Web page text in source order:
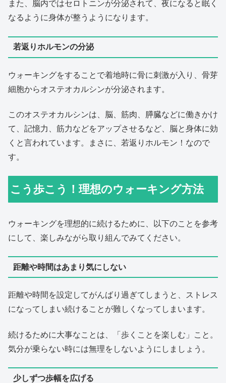
また、脳内ではセロトニンが分泌されて、夜になると眠く
なるように身体が整うようになります。
若返りホルモンの分泌
ウォーキングをすることで着地時に骨に刺激が入り、骨芽
細胞からオステオカルシンが分泌されます。
このオステオカルシンは、脳、筋肉、膵臓などに働きかけ
て、記憶力、筋力などをアップさせるなど、脳と身体に効
くと言われています。まさに、若返りホルモン！なので
す。
こう歩こう！理想のウォーキング方法
ウォーキングを理想的に続けるために、以下のことを参考
にして、楽しみながら取り組んでみてください。
距離や時間はあまり気にしない
距離や時間を設定してがんばり過ぎてしまうと、ストレス
になってしまい続けることが難しくなってしまいます。
続けるために大事なことは、「歩くことを楽しむ」こと。
気分が乗らない時には無理をしないようにしましょう。
少しずつ歩幅を広げる